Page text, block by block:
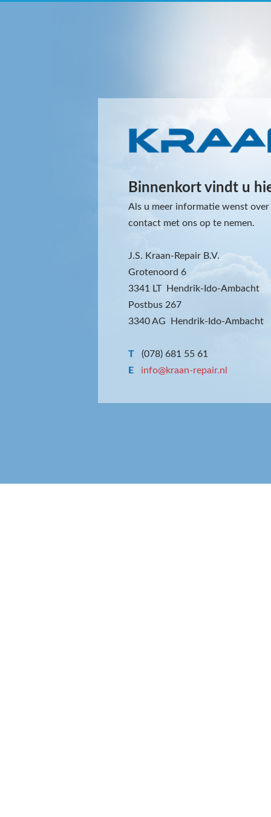
Binnenkort vindt u
Als u meer informatie wenst
contact met ons op te nemen.
J.S. Kraan-Repair B.V.
Grotenoord 6
3341 LT Hendrik-Ido-Ambacht
Postbus 267
3340 AG Hendrik-Ido-Ambacht
T
(078) 681 55 61
E
info@kraan-repair.nl